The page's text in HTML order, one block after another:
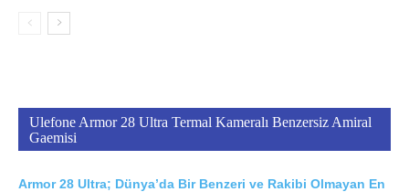
Ulefone Armor 28 Ultra Termal Kameralı Benzersiz Amiral
Gaemisi
Armor 28 Ultra; Dünya’da Bir Benzeri ve Rakibi Olmayan En